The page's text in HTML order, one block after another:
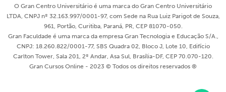
O Gran Centro Universitário é uma marca do Gran Centro Universitário
LTDA, CNPJ nº 32.163.997/0001-97, com Sede na Rua Luiz Parigot de Souza,
961, Portão, Curitiba, Paraná, PR, CEP 81070-050.
Gran Faculdade é uma marca da empresa Gran Tecnologia e Educação S/A.,
CNPJ: 18.260.822/0001-77, SBS Quadra 02, Bloco J, Lote 10, Edifício
Carlton Tower, Sala 201, 2º Andar, Asa Sul, Brasília-DF, CEP 70.070-120.
Gran Cursos Online - 2023 © Todos os direitos reservados ®